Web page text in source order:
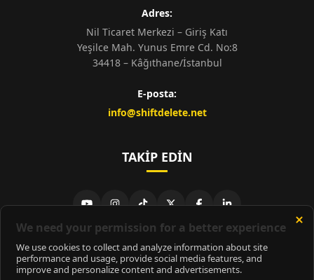
Adres:
Nil Ticaret Merkezi – Giriş Katı
Yeşilce Mah. Yunus Emre Cd. No:8
34418 – Kâğıthane/İstanbul
E-posta:
info@shiftdelete.net
TAKIP EDIN